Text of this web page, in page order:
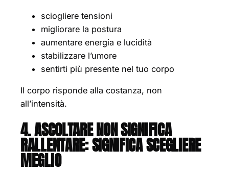
sciogliere tensioni
migliorare la postura
aumentare energia e lucidità
stabilizzare l’umore
sentirti più presente nel tuo corpo
Il corpo risponde alla costanza, non
all’intensità.
4. ASCOLTARE NON SIGNIFICA
RALLENTARE: SIGNIFICA SCEGLIERE
MEGLIO